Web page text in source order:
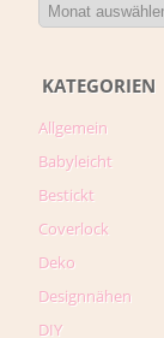
KATEGORIEN
Allgemein
Babyleicht
Bestickt
Coverlock
Deko
Designnähen
DIY